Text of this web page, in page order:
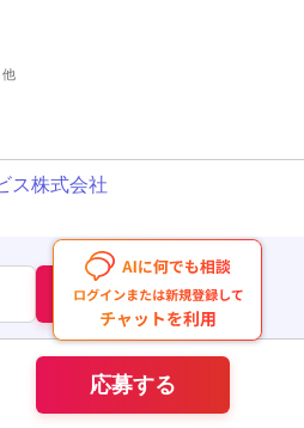
応募する
他
ス株式会社
応募する
情報を見る